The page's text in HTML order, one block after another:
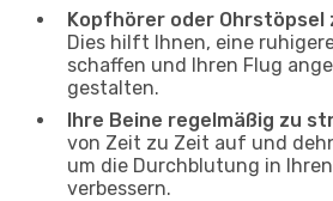
Kopfhörer oder Ohrstöpsel
Dies hilft Ihnen, eine
schaffen und Ihren Flug
gestalten.
Ihre Beine regelmäßig zu
von Zeit zu Zeit auf und
um die Durchblutung in
verbessern.